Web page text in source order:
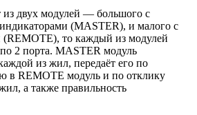
из двух модулей — большого с
(MASTER), и малого с
то каждый из модулей
2 порта. MASTER модуль
из жил, передаёт его по
в REMOTE модуль и по отклику
а также правильность